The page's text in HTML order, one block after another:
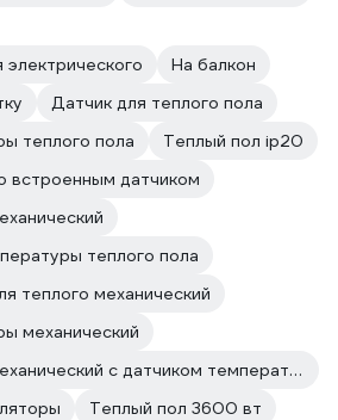
На балкон
Датчик для теплого пола
теплого пола
Теплый пол ip20
встроенным датчиком
теплого пола
теплого механический
механический
Терморегулятор механический с датчиком температуры
Теплый пол 3600 вт